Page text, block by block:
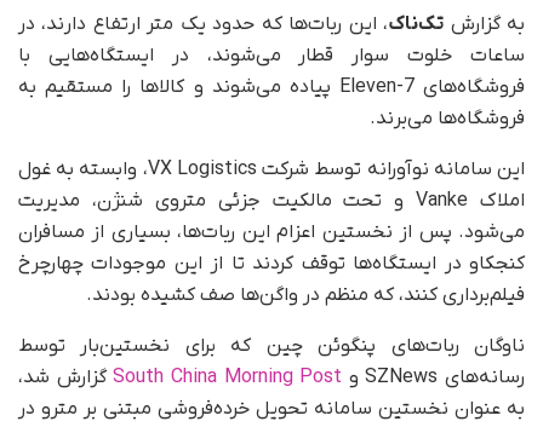
به گزارش تک‌ناک، این ربات‌ها که حدود یک متر ارتفاع دارند، در
ساعات خلوت سوار قطار می‌شوند، در ایستگاه‌هایی با
فروشگاه‌های 7-Eleven پیاده می‌شوند و کالاها را مستقیم به
فروشگاه‌ها می‌برند.
این سامانه نوآورانه توسط شرکت VX Logistics، وابسته به غول
املاک Vanke و تحت مالکیت جزئی متروی شنژن، مدیریت
می‌شود. پس از نخستین اعزام این ربات‌ها، بسیاری از مسافران
کنجکاو در ایستگاه‌ها توقف کردند تا از این موجودات چهارچرخ
فیلم‌برداری کنند، که منظم در واگن‌ها صف کشیده بودند.
ناوگان ربات‌های پنگوئن چین که برای نخستین‌بار توسط
رسانه‌های SZNews و
South China Morning Post گزارش شد،
به‌ عنوان نخستین سامانه تحویل خرده‌فروشی مبتنی بر مترو در